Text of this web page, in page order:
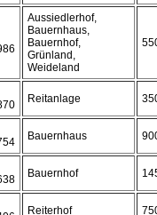
Aussiedlerhof,
Bauernhaus,
Bauernhof,
Grünland,
Weideland
Reitanlage
Bauernhaus
Bauernhof
Reiterhof